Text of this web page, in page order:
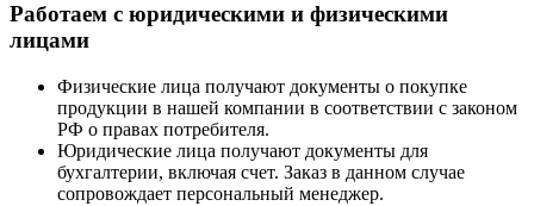
Работаем с юридическими и физическими
лицами
Физические лица получают документы о покупке
продукции в нашей компании в соответствии с законом
РФ о правах потребителя.
Юридические лица получают документы для
бухгалтерии, включая счет. Заказ в данном случае
сопровождает персональный менеджер.